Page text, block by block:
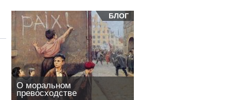
БЛОГ
О моральном
превосходстве